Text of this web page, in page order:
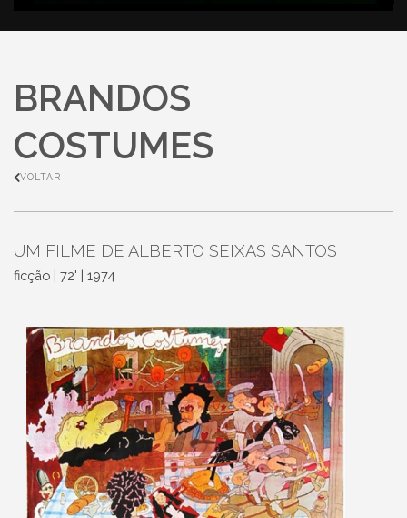
BRANDOS
COSTUMES
VOLTAR
UM FILME DE ALBERTO SEIXAS SANTOS
ficção | 72' | 1974